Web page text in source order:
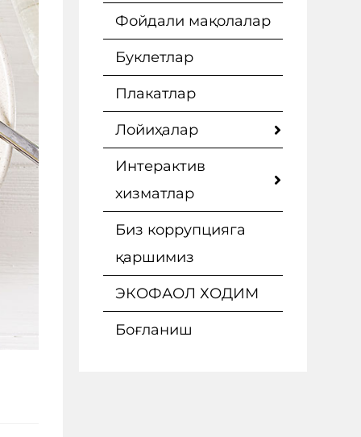
Фойдали мақолалар
Буклетлар
Плакатлар
Лойиҳалар
Интерактив
хизматлар
Биз коррупцияга
қаршимиз
ЭКОФАОЛ ХОДИМ
Боғланиш